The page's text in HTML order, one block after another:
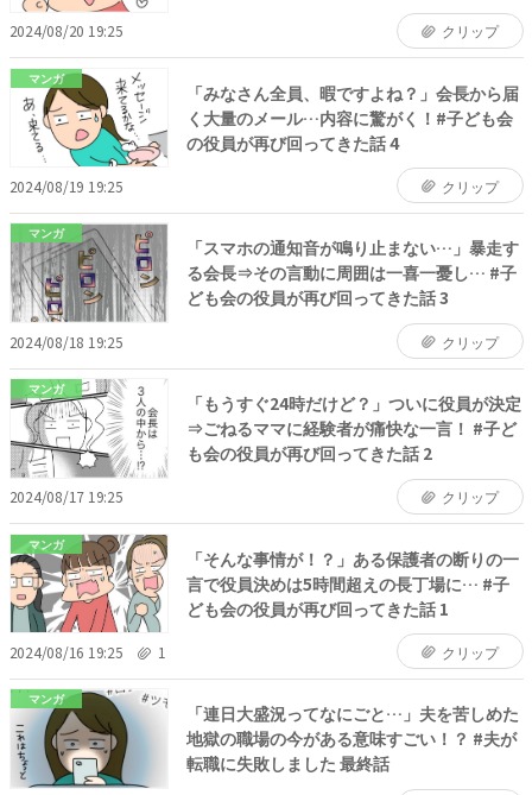
2024/08/20 19:25 クリップ
マンガ
「みなさん全員、暇ですよね？」会長から届
く大量のメール…内容に驚がく！#子ども会
の役員が再び回ってきた話 4
2024/08/19 19:25 クリップ
マンガ
「スマホの通知音が鳴り止まない…」暴走す
る会長⇒その言動に周囲は一喜一憂し… #子
ども会の役員が再び回ってきた話 3
2024/08/18 19:25 クリップ
マンガ
「もうすぐ24時だけど？」ついに役員が決定
⇒ごねるママに経験者が痛快な一言！ #子ど
も会の役員が再び回ってきた話 2
2024/08/17 19:25 クリップ
マンガ
「そんな事情が！？」ある保護者の断りの一
言で役員決めは5時間超えの長丁場に… #子
ども会の役員が再び回ってきた話 1
2024/08/16 19:25 1 クリップ
マンガ
「連日大盛況ってなにごと…」夫を苦しめた
地獄の職場の今がある意味すごい！？ #夫が
転職に失敗しました 最終話